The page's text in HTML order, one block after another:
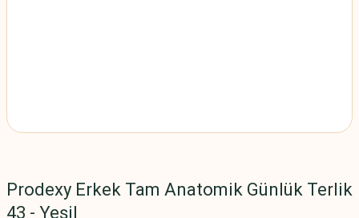
Prodexy Erkek Tam Anatomik Günlük Terlik
43 - Yeşil